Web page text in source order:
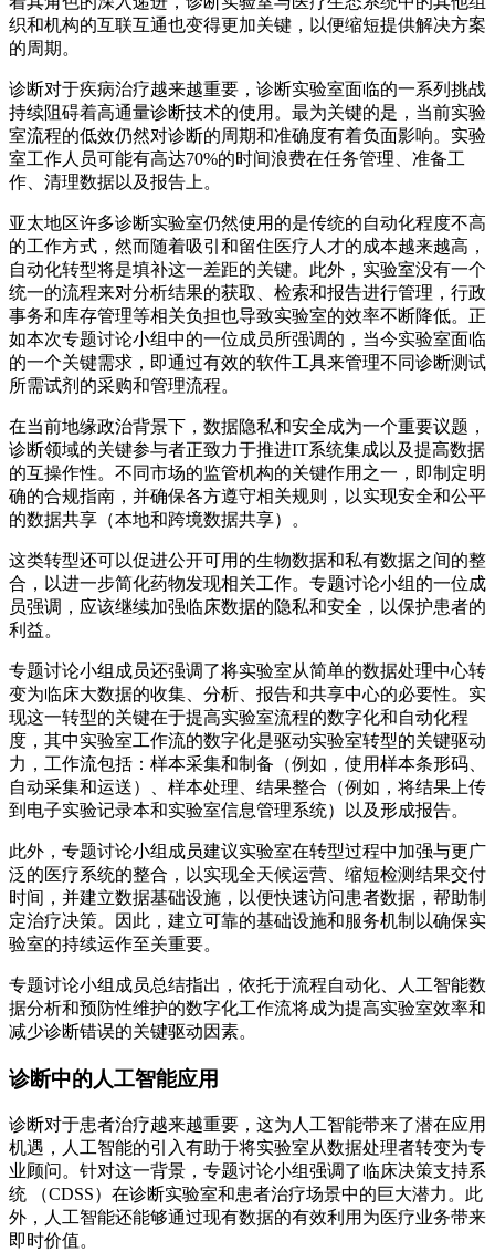
织和机构的互联互通也变得更加关键，以便缩短提供解决方案
的周期。
诊断对于疾病治疗越来越重要，诊断实验室面临的一系列挑战
持续阻碍着高通量诊断技术的使用。最为关键的是，当前实验
室流程的低效仍然对诊断的周期和准确度有着负面影响。实验
室工作人员可能有高达70%的时间浪费在任务管理、准备工
作、清理数据以及报告上。
亚太地区许多诊断实验室仍然使用的是传统的自动化程度不高
的工作方式，然而随着吸引和留住医疗人才的成本越来越高，
自动化转型将是填补这一差距的关键。此外，实验室没有一个
统一的流程来对分析结果的获取、检索和报告进行管理，行政
事务和库存管理等相关负担也导致实验室的效率不断降低。正
如本次专题讨论小组中的一位成员所强调的，当今实验室面临
的一个关键需求，即通过有效的软件工具来管理不同诊断测试
所需试剂的采购和管理流程。
在当前地缘政治背景下，数据隐私和安全成为一个重要议题，
诊断领域的关键参与者正致力于推进IT系统集成以及提高数据
的互操作性。不同市场的监管机构的关键作用之一，即制定明
确的合规指南，并确保各方遵守相关规则，以实现安全和公平
的数据共享（本地和跨境数据共享）。
这类转型还可以促进公开可用的生物数据和私有数据之间的整
合，以进一步简化药物发现相关工作。专题讨论小组的一位成
员强调，应该继续加强临床数据的隐私和安全，以保护患者的
利益。
专题讨论小组成员还强调了将实验室从简单的数据处理中心转
变为临床大数据的收集、分析、报告和共享中心的必要性。实
现这一转型的关键在于提高实验室流程的数字化和自动化程
度，其中实验室工作流的数字化是驱动实验室转型的关键驱动
力，工作流包括：样本采集和制备（例如，使用样本条形码、
自动采集和运送）、样本处理、结果整合（例如，将结果上传
到电子实验记录本和实验室信息管理系统）以及形成报告。
此外，专题讨论小组成员建议实验室在转型过程中加强与更广
泛的医疗系统的整合，以实现全天候运营、缩短检测结果交付
时间，并建立数据基础设施，以便快速访问患者数据，帮助制
定治疗决策。因此，建立可靠的基础设施和服务机制以确保实
验室的持续运作至关重要。
专题讨论小组成员总结指出，依托于流程自动化、人工智能数
据分析和预防性维护的数字化工作流将成为提高实验室效率和
减少诊断错误的关键驱动因素。
诊断中的人工智能应用
诊断对于患者治疗越来越重要，这为人工智能带来了潜在应用
机遇，人工智能的引入有助于将实验室从数据处理者转变为专
业顾问。针对这一背景，专题讨论小组强调了临床决策支持系
统 （CDSS）在诊断实验室和患者治疗场景中的巨大潜力。此
外，人工智能还能够通过现有数据的有效利用为医疗业务带来
即时价值。